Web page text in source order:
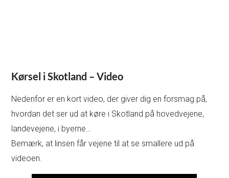
Kørsel i Skotland – Video
Nedenfor er en kort video, der giver dig en forsmag på,
hvordan det ser ud at køre i Skotland på hovedvejene,
landevejene, i byerne…
Bemærk, at linsen får vejene til at se smallere ud på
videoen.